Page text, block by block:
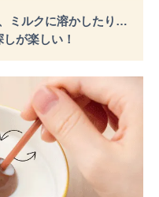
ミルクに溶かしたり…
が楽しい！